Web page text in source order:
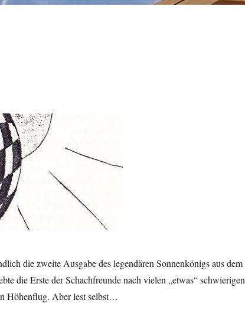
die zweite Ausgabe des legendären Sonnenkönigs aus dem
die Erste der Schachfreunde nach vielen „etwas“ schwierigen
Höhenflug. Aber lest selbst…